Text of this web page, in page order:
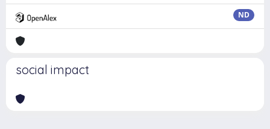
ND
social impact